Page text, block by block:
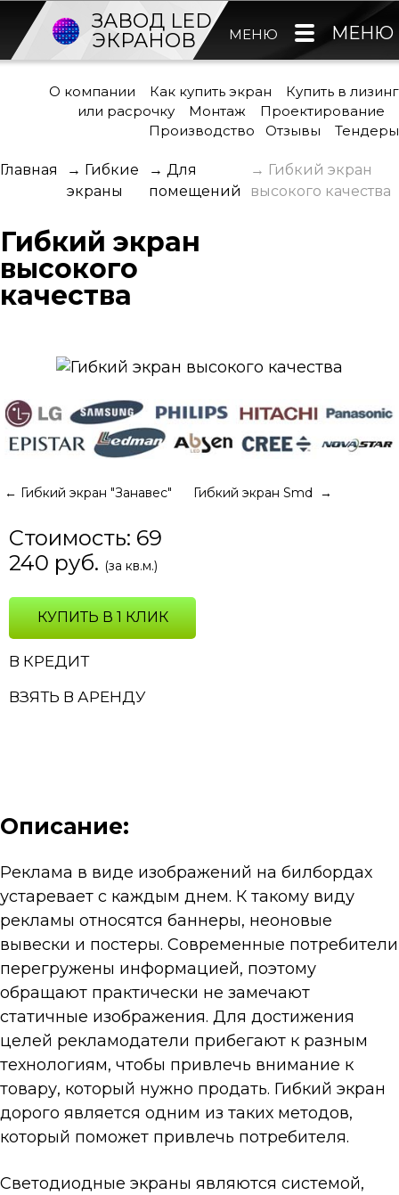
ЗАВОД LED
ЭКРАНОВ
МЕНЮ МЕНЮ
О компании Как купить экран
Купить в лизинг
или расрочку
Монтаж
Проектирование
Производство
Отзывы Тендеры
Главная → Гибкие
экраны
→Для
помещений
→ Гибкий экран
высокого качества
Гибкий экран
высокого
качества
← Гибкий экран "Занавес" Гибкий экран Smd →
Стоимость: 69
240 руб. (за кв.м.)
КУПИТЬ В 1 КЛИК
В КРЕДИТ
ВЗЯТЬ В АРЕНДУ
Описание:
Реклама в виде изображений на билбордах
устаревает с каждым днем. К такому виду
рекламы относятся баннеры, неоновые
вывески и постеры. Современные потребители
перегружены информацией, поэтому
обращают практически не замечают
статичные изображения. Для достижения
целей рекламодатели прибегают к разным
технологиям, чтобы привлечь внимание к
товару, который нужно продать. Гибкий экран
дорого является одним из таких методов,
который поможет привлечь потребителя.
Светодиодные экраны являются системой,